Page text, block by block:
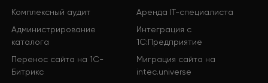
Комплексный аудит
Аренда IT-специалиста
Администрирование
каталога
Интеграция с
1С:Предприятие
Перенос сайта на 1С-
Битрикс
Миграция сайта на
intec.universe